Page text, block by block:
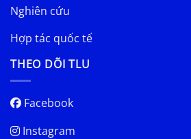
Nghiên cứu
Hợp tác quốc tế
THEO DÕI TLU
Facebook
Instagram